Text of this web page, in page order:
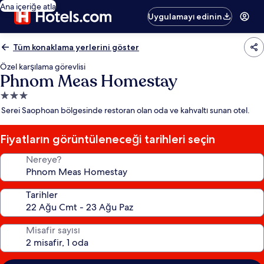
Ana içeriğe atla
Uygulamayı edinin
Tüm konaklama yerlerini göster
Özel karşılama görevlisi
Phnom Meas Homestay
3.0
yıldızlı
yeri
Serei Saophoan bölgesinde restoran olan oda ve kahvaltı sunan otel.
Fiyatların görüntüleneceği tarihleri seçin
Nereye?
Tarihler
Misafir sayısı